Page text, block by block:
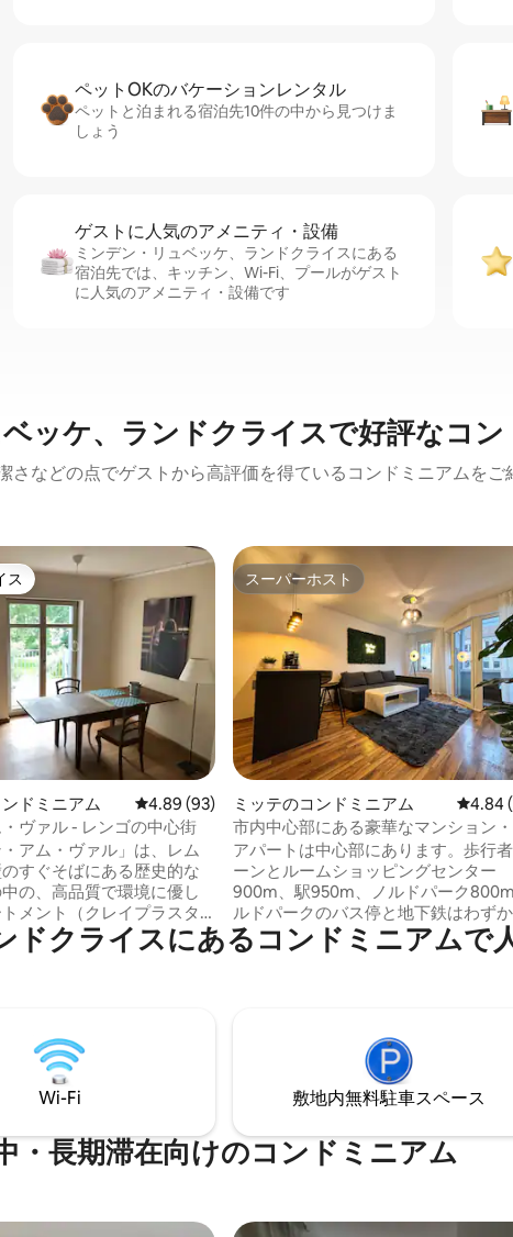
ペットOKのバ⁠ケ⁠ー⁠シ⁠ョ⁠ンレ⁠ン⁠タ⁠ル
ペットと泊まれる宿泊先10件の中から見つけま
しょう
ゲストに人⁠気⁠のア⁠メ⁠ニ⁠テ⁠ィ・設⁠備
ミンデン・リュベッケ、ランドクライスにある
宿泊先では、キッチン、Wi-Fi、プールがゲスト
に人気のアメニティ・設備です
ッケ、ランドクライスで好評なコ
さなどの点でゲストから高評価を得ているコンドミニアムをご
つ星の平均評価
ス
ス
ドミニアム レビュー93件、5つ星中4.89つ星の平均評価
4.89 (93)
ヴァル - レンゴの中心街
・アム・ヴァル」は、レム
すぐそばにある歴史的な
の、高品質で環境に優し
メント（クレイプラスタ
のオークフロア）です。
街は徒歩圏内にあります。
付きキッチン - ソファー付
ーム - テレビ、WiFi - ウォ
ルコニー - ペット不可 - 禁
- 無料駐車場
スーパーホスト
スーパーホスト
ミッテのコンドミニアム レビュ
4.84
市内中心部にある豪華なマンション
パート、無料駐車場付き
アパートは中心部にあります。歩行
ーンとルームショッピングセンター
900m、駅950m、ノルドパーク800m ノ
ルドパークのバス停と地下鉄はわずか
270m ビーレフェルト大学2.5キロメート
ル（35分 徒歩、地下鉄で24分 • 設備の整
食器洗い機 • 洗濯機 • ドライヤー • 電
ドクライスにあるコンドミニアムで
Wi-Fi 敷地内無料駐⁠車ス⁠ペ⁠ー⁠ス
・長期滞在向けのコンドミニアム